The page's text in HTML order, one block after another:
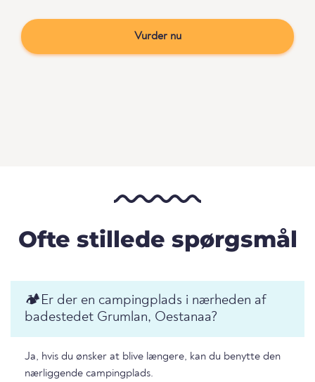
Vurder nu
Ofte stillede spørgsmål
🏕️️Er der en campingplads i nærheden af
badestedet Grumlan, Oestanaa?
Ja, hvis du ønsker at blive længere, kan du benytte den
nærliggende campingplads.